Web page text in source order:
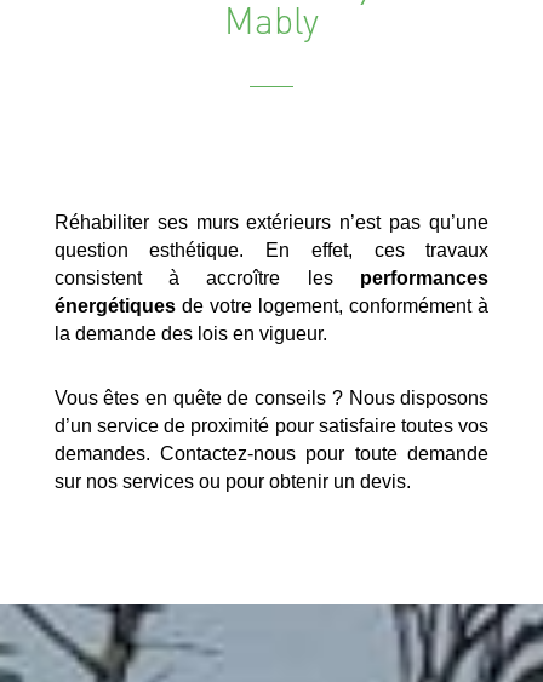
Mably
Réhabiliter ses murs extérieurs n’est pas qu’une
question esthétique. En effet, ces travaux
consistent à accroître les performances
énergétiquesde votre logement, conformément à
la demande des lois en vigueur.
Vous êtes en quête de conseils ? Nous disposons
d’un service de proximité pour satisfaire toutes vos
demandes. Contactez-nous pour toute demande
sur nos services ou pour obtenir un devis.